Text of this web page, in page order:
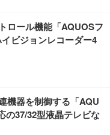
ガー付き 高反発クッシ
シュ ゲーミング/勉強/事
ア (ホワイト)
スクチェア 肘なし メ
ート付き 腰サポート ガ
96cm テレワーク 在宅
け
FHD】GRAPHT THE S
24” Essential ゲーミン
| 日本メーカー)
ーツ 超厚型 お徳用 レギ
限定】
ロール機能「AQUOSフ
ビジョンレコーダー4
機器を制御する「AQU
の37/32型液晶テレビな